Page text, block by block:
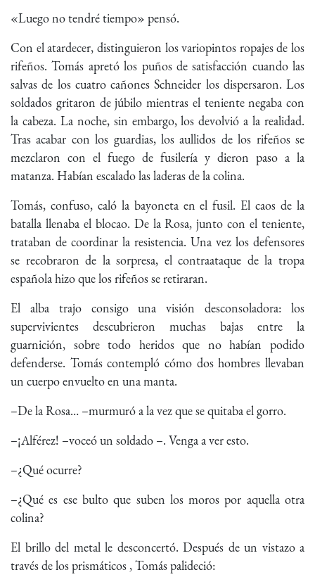
«Luego no tendré tiempo» pensó.
Con el atardecer, distinguieron los variopintos ropajes de los
rifeños. Tomás apretó los puños de satisfacción cuando las
salvas de los cuatro cañones Schneider los dispersaron. Los
soldados gritaron de júbilo mientras el teniente negaba con
la cabeza. La noche, sin embargo, los devolvió a la realidad.
Tras acabar con los guardias, los aullidos de los rifeños se
mezclaron con el fuego de fusilería y dieron paso a la
matanza. Habían escalado las laderas de la colina.
Tomás, confuso, caló la bayoneta en el fusil. El caos de la
batalla llenaba el blocao. De la Rosa, junto con el teniente,
trataban de coordinar la resistencia. Una vez los defensores
se recobraron de la sorpresa, el contraataque de la tropa
española hizo que los rifeños se retiraran.
El alba trajo consigo una visión desconsoladora: los
supervivientes descubrieron muchas bajas entre la
guarnición, sobre todo heridos que no habían podido
defenderse. Tomás contempló cómo dos hombres llevaban
un cuerpo envuelto en una manta.
–De la Rosa… –murmuró a la vez que se quitaba el gorro.
–¡Alférez! –voceó un soldado –. Venga a ver esto.
–¿Qué ocurre?
–¿Qué es ese bulto que suben los moros por aquella otra
colina?
El brillo del metal le desconcertó. Después de un vistazo a
través de los prismáticos , Tomás palideció: